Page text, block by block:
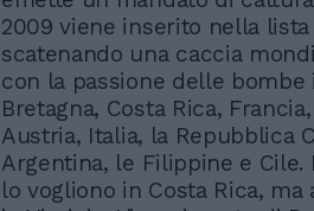
2009 viene inserito nella
scatenando una caccia
con la passione delle bombe
Bretagna, Costa Rica,
Austria, Italia, la Repubblica
Argentina, le Filippine e Cile.
lo vogliono in Costa Rica,